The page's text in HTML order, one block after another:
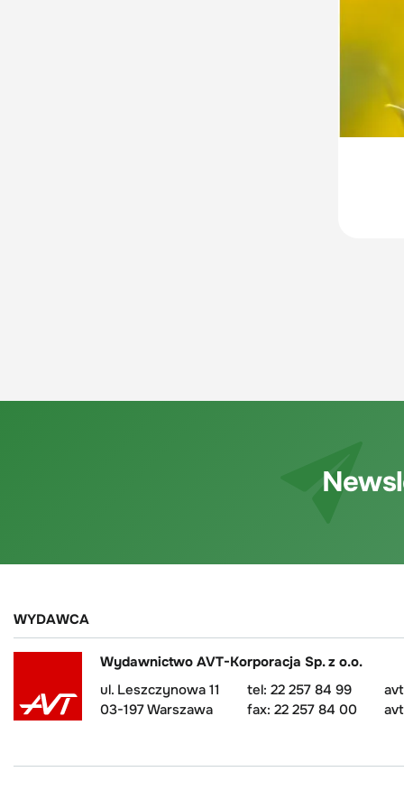
WYDAWCA
Wydawnictwo AVT-Korporacja Sp. z o.o.
ul. Leszczynowa 11
03-197 Warszawa
tel: 22 257 84 99
fax: 22 257 84 00